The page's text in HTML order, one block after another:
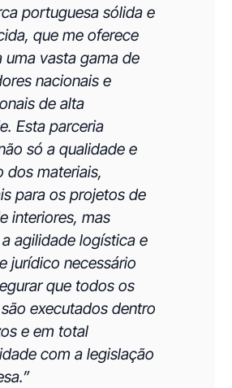
portuguesa sólida e
que me oferece
uma vasta gama de
nacionais e
de alta
Esta parceria
só a qualidade e
dos materiais,
para os projetos de
interiores, mas
agilidade logística e
jurídico necessário
que todos os
executados dentro
e em total
com a legislação